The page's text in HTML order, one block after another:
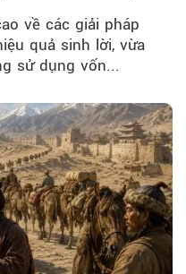
về các giải pháp
quả sinh lời, vừa
sử dụng vốn...